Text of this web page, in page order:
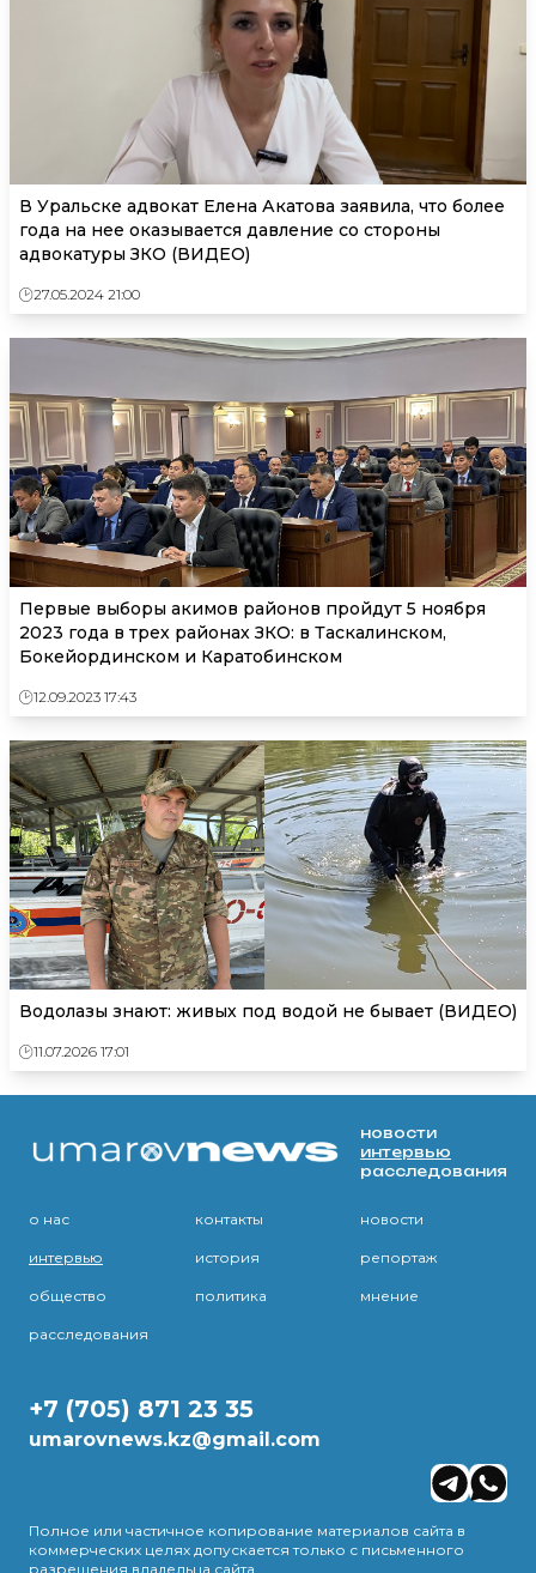
В Уральске адвокат Елена Акатова заявила, что более
года на нее оказывается давление со стороны
адвокатуры ЗКО (ВИДЕО)
27.05.2024 21:00
Первые выборы акимов районов пройдут 5 ноября
2023 года в трех районах ЗКО: в Таскалинском,
Бокейординском и Каратобинском
12.09.2023 17:43
Водолазы знают: живых под водой не бывает (ВИДЕО)
11.07.2026 17:01
новости
интервью
расследования
о нас контакты новости
интервью история репортаж
общество политика мнение
расследования
+7 (705) 871 23 35
umarovnews.kz@gmail.com
Полное или частичное копирование материалов сайта в
коммерческих целях допускается только с письменного
разрешения владельца сайта.